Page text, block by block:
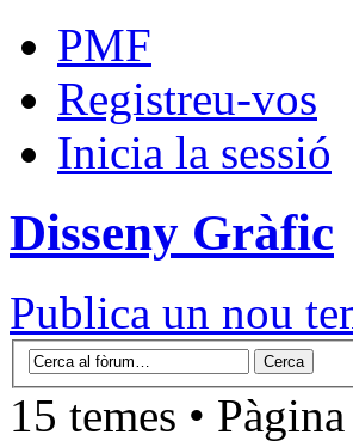
PMF
Registreu-vos
Inicia la sessió
Disseny Gràfic
Publica un nou
15 temes • Pàgina